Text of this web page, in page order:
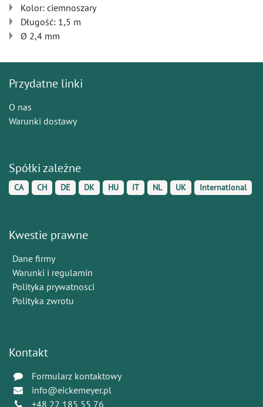
Kolor: ciemnoszary
Długość: 1,5 m
Ø 2,4 mm
Przydatne linki
O nas
Warunki dostawy
Spółki zależne
CA CH DE DK HU IT NL UK International
Kwestie prawne
Dane firmy
Warunki i regulamin
Polityka prywatnosci
Polityka zwrotu
Kontakt
Formularz kontaktowy
info@eickemeyer.pl
+48 22 185 55 76